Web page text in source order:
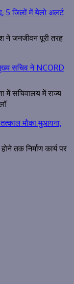
जिलों में येलो अलर्ट
ने जनजीवन पूरी तरह
सचिव ने NCORD
में सचिवालय में राज्य
तत्काल मौका मुआयना,
तक निर्माण कार्य पर